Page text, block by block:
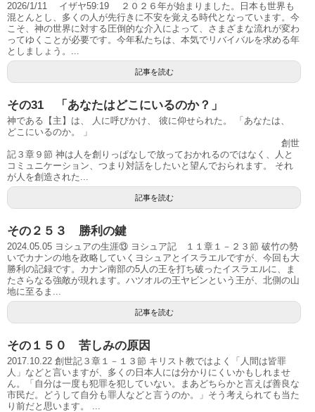
2026/1/11 イザヤ59:19 ２０２６年が始まりました。日本も世界も
混とんとし、多くの人が先行きに不安を覚える時代となっています。今
こそ、神の世界に対する圧倒的な介入によって、さまざまな流れが変わ
ってゆくことが必要です。今年私たちは、本気でリバイバルを求める年
としましょう。...
記事を読む
その31 「あなたはどこにいるのか？」
神である【主】は、 人に呼びかけ、 彼に仰せられた。 「あなたは、
どこにいるのか。 」
創世
記３章９節 神は人を創りっぱなしで放っておかれるのではなく、人と
コミュニケーション、つまり対話をしたいと望んでおられます。 それ
が人を創造された...
記事を読む
その２５３ 勝利の鍵
2024.05.05 ヨシュアの生涯⑬ ヨシュア記 １１章１－２３節 破竹の勢
いでカナンの地を政略していくヨシュアとイスラエルですが、今回も大
勝利の記録です。カナン南部の5人の王を打ち破ったイスラエルに、ま
たさらなる強敵が現れます。ハツオルの王ヤビンという王が、北側の山
地に至るま...
記事を読む
その１５０ 苦しみの原因
2017.10.22 創世記３章１－１３節 キリスト教ではよく「人間は皆罪
人」などと言いますが、多くの日本人には分かりにくいかもしれませ
ん。「自分は一度も犯罪を犯していない。まあどちらかと言えば善良な
市民だ。どうして自分も罪人などと言うのか。」そう考えられても当た
り前だと思います。 ...